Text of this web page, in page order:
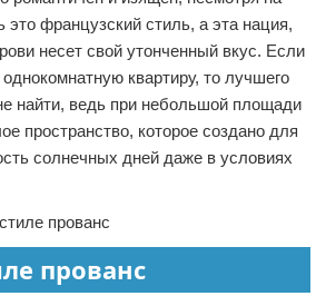
это французский стиль, а эта нация,
несет свой утонченный вкус. Если
квартиру, то лучшего
найти, ведь при небольшой площади
пространство, которое создано для
солнечных дней даже в условиях
прованс